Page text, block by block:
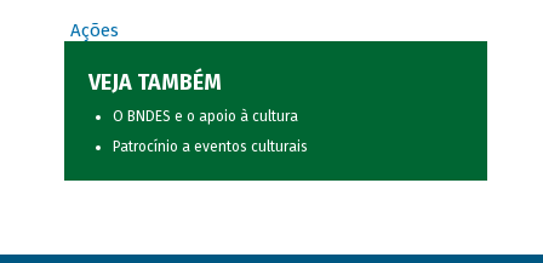
Ações
VEJA TAMBÉM
O BNDES e o apoio à cultura
Patrocínio a eventos culturais